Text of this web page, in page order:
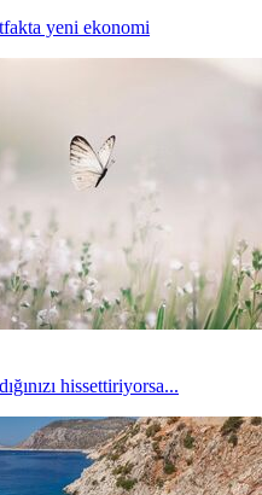
yeni ekonomi
hissettiriyorsa...